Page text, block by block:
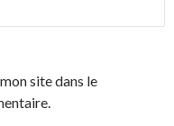
site dans le